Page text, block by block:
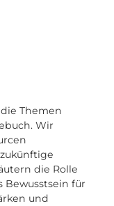
Themen
Wir
die Rolle
Bewusstsein für
und